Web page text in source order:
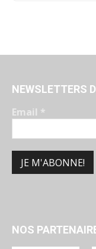
NEWSLETTERS
Email *
NOS